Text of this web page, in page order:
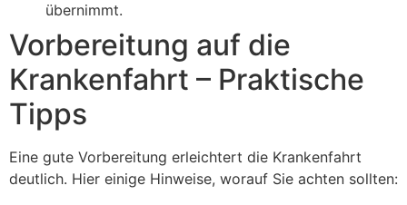
übernimmt.
Vorbereitung auf die
Krankenfahrt – Praktische
Tipps
Eine gute Vorbereitung erleichtert die Krankenfahrt
deutlich. Hier einige Hinweise, worauf Sie achten sollten: